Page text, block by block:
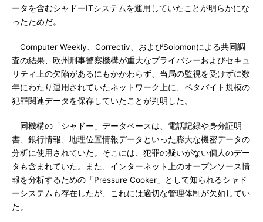
ータを含むシャドーITシステムを運用していたことが明らかにな
ったためだ。
Computer Weekly、Correctiv、およびSolomonによる共同調
査の結果、欧州刑事警察機構が重大なプライバシーおよびセキュ
リティ上の欠陥があるにもかかわらず、当局の監視を受けずに数
年にわたり運用されていたネットワーク上に、ペタバイト規模の
犯罪関連データを保存していたことが判明した。
同機構の「シャドー」データベースは、電話記録や身分証明
書、銀行情報、地理位置情報データといった膨大な機密データの
分析に使用されていた。そこには、犯罪の疑いがない個人のデー
タも含まれていた。また、インターネット上のオープンソース情
報を分析するための「Pressure Cooker」として知られるシャド
ーシステムも存在したが、これには適切な管理体制が欠如してい
た。